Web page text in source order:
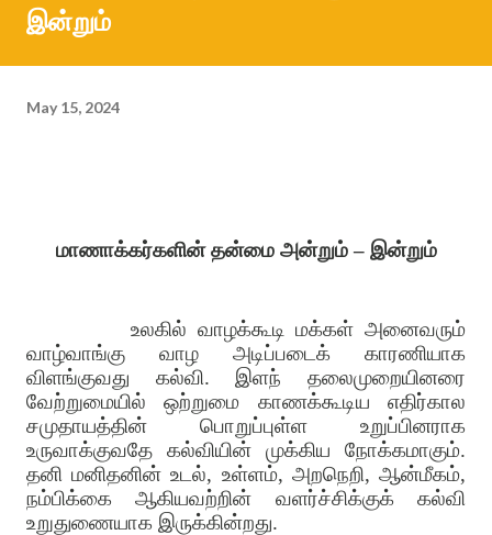
விரட்டப்பட்டதை அடிப்படையாக கொண்டது இந்நாவல் . இறை...
இன்றும்
May 15, 2024
மாணாக்கர்களின் தன்மை அன்றும் – இன்றும்
உலகில் வாழக்கூடி மக்கள் அனைவரும்
வாழ்வாங்கு வாழ அடிப்படைக் காரணியாக
விளங்குவது கல்வி. இளந் தலைமுறையினரை
வேற்றுமையில் ஒற்றுமை காணக்கூடிய எதிர்கால
சமுதாயத்தின் பொறுப்புள்ள உறுப்பினராக
உருவாக்குவதே கல்வியின் முக்கிய நோக்கமாகும்.
தனி மனிதனின் உடல், உள்ளம், அறநெறி, ஆன்மீகம்,
நம்பிக்கை ஆகியவற்றின் வளர்ச்சிக்குக் கல்வி
உறுதுணையாக இருக்கின்றது.